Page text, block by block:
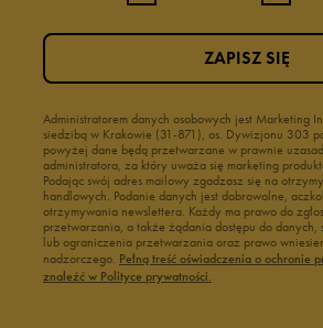
Administratorem danych osobowych jest Marketing
siedzibą w Krakowie (31-871), os. Dywizjonu 303
powyżej dane będą przetwarzane w prawnie
administratora, za który uważa się marketing
Podając swój adres mailowy zgadzasz się na
handlowych. Podanie danych jest dobrowolne,
otrzymywania newslettera. Każdy ma prawo do
przetwarzania, a także żądania dostępu do danych,
lub ograniczenia przetwarzania oraz prawo
nadzorczego. Pełną treść oświadczenia o ochronie
znaleźć w Polityce prywatności.
ZAPISZ SIĘ